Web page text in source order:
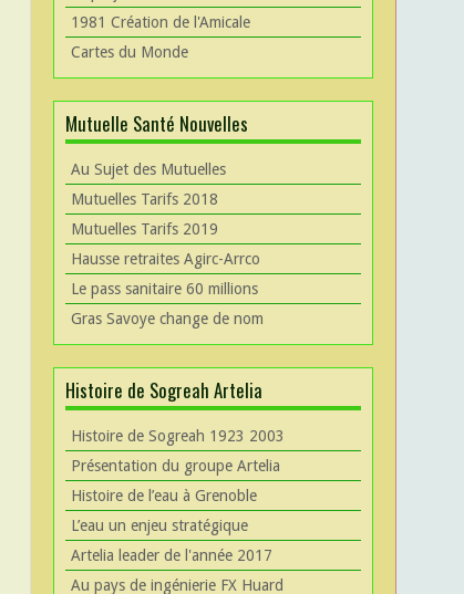
1981 Création de l'Amicale
Cartes du Monde
Mutuelle Santé Nouvelles
Au Sujet des Mutuelles
Mutuelles Tarifs 2018
Mutuelles Tarifs 2019
Hausse retraites Agirc-Arrco
Le pass sanitaire 60 millions
Gras Savoye change de nom
Histoire de Sogreah Artelia
Histoire de Sogreah 1923 2003
Présentation du groupe Artelia
Histoire de l’eau à Grenoble
L’eau un enjeu stratégique
Artelia leader de l'année 2017
Au pays de ingénierie FX Huard